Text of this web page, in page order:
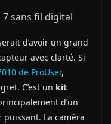
7 sans fil digital
d’avoir un grand
avec clarté. Si
de ProUser,
C’est un kit
d’un
puissant. La caméra